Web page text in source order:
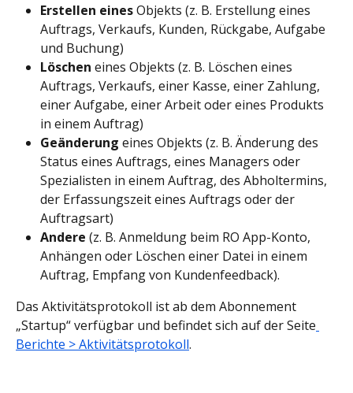
Erstellen eines Objekts (z. B. Erstellung eines
Auftrags, Verkaufs, Kunden, Rückgabe, Aufgabe
und Buchung)
Löschen eines Objekts (z. B. Löschen eines
Auftrags, Verkaufs, einer Kasse, einer Zahlung,
einer Aufgabe, einer Arbeit oder eines Produkts
in einem Auftrag)
Geänderung eines Objekts (z. B. Änderung des
Status eines Auftrags, eines Managers oder
Spezialisten in einem Auftrag, des Abholtermins,
der Erfassungszeit eines Auftrags oder der
Auftragsart)
Andere (z. B. Anmeldung beim RO App-Konto,
Anhängen oder Löschen einer Datei in einem
Auftrag, Empfang von Kundenfeedback).
Das Aktivitätsprotokoll ist ab dem Abonnement
„Startup“ verfügbar und befindet sich auf der Seite
Berichte > Aktivitätsprotokoll.